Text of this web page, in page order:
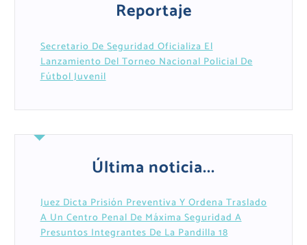
Reportaje
Secretario De Seguridad Oficializa El
Lanzamiento Del Torneo Nacional Policial De
Fútbol Juvenil
Última noticia...
Juez Dicta Prisión Preventiva Y Ordena Traslado
A Un Centro Penal De Máxima Seguridad A
Presuntos Integrantes De La Pandilla 18